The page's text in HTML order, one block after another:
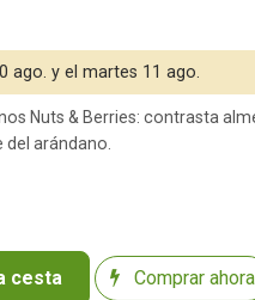
cesta Comprar ahora
ago. y el martes 11 ago.
Nuts & Berries: contrasta
arándano.